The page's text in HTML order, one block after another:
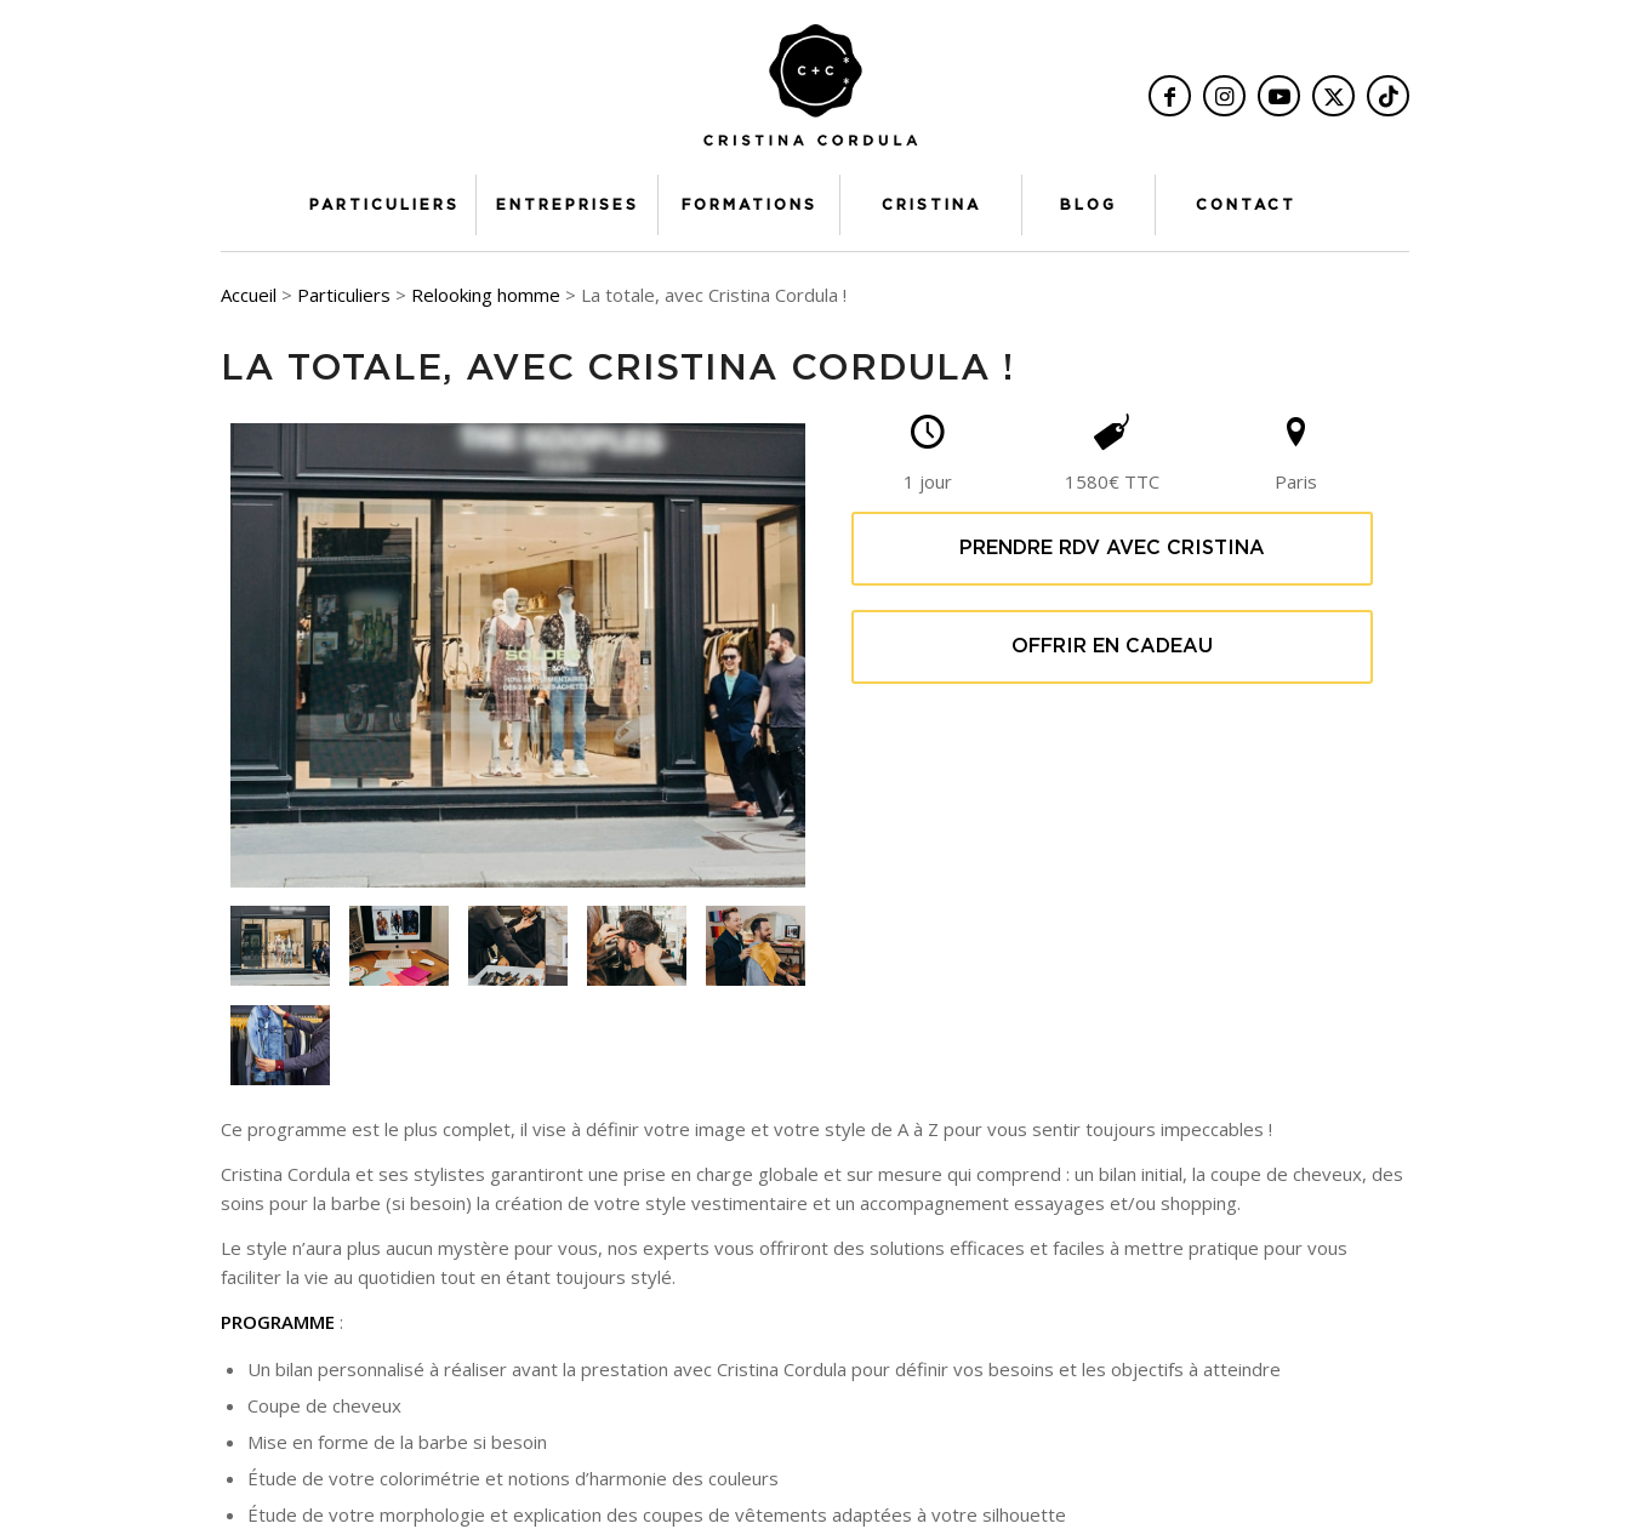
PARTICULIERS ENTREPRISES FORMATIONS CRISTINA BLOG CONTACT
Accueil > Particuliers > Relooking homme > La totale, avec Cristina Cordula !
LA TOTALE, AVEC CRISTINA CORDULA !
1 jour 1580€ TTC Paris
PRENDRE RDV AVEC CRISTINA
OFFRIR EN CADEAU
Ce programme est le plus complet, il vise à définir votre image et votre style de A à Z pour vous sentir toujours impeccables !
Cristina Cordula et ses stylistes garantiront une prise en charge globale et sur mesure qui comprend : un bilan initial, la coupe de cheveux, des
soins pour la barbe (si besoin) la création de votre style vestimentaire et un accompagnement essayages et/ou shopping.
Le style n’aura plus aucun mystère pour vous, nos experts vous offriront des solutions efficaces et faciles à mettre pratique pour vous
faciliter la vie au quotidien tout en étant toujours stylé.
PROGRAMME :
Un bilan personnalisé à réaliser avant la prestation avec Cristina Cordula pour définir vos besoins et les objectifs à atteindre
Coupe de cheveux
Mise en forme de la barbe si besoin
Étude de votre colorimétrie et notions d’harmonie des couleurs
Étude de votre morphologie et explication des coupes de vêtements adaptées à votre silhouette